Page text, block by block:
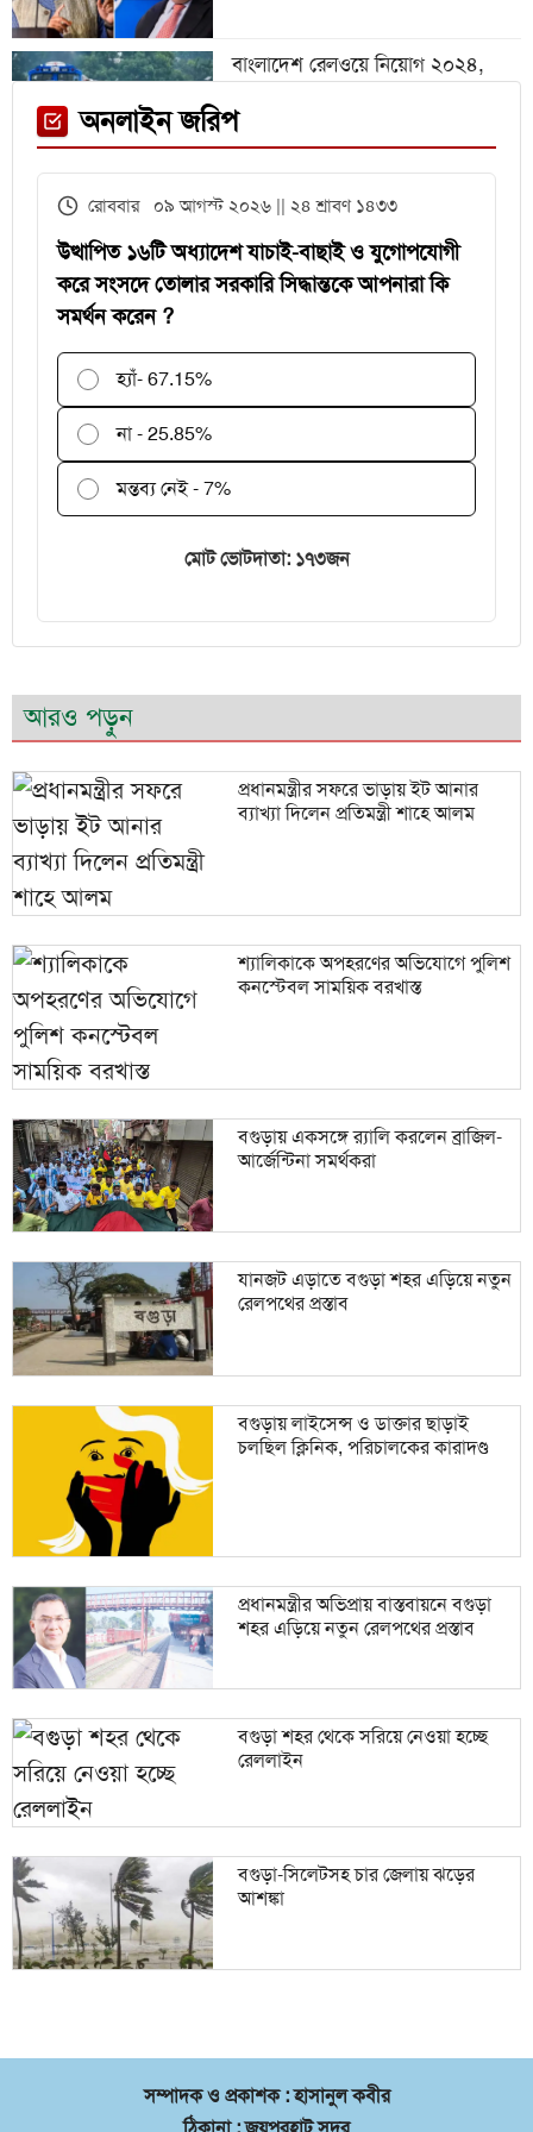
ফেনী স্টেশনে মেঘনা ট্রেনের ইঞ্জিন
বিকল, আড়াই ঘণ্টা আটকা ৮০০ যাত্রী
বাংলাদেশ রেলওয়ে নিয়োগ ২০২৪,
পরীক্ষকদের জন্য সময় বাড়ল ২ দিন
অনলাইন জরিপ
রোববার ০৯ আগস্ট ২০২৬ || ২৪ শ্রাবণ ১৪৩৩
উত্থাপিত ১৬টি অধ্যাদেশ যাচাই-বাছাই ও যুগোপযোগী
করে সংসদে তোলার সরকারি সিদ্ধান্তকে আপনারা কি
সমর্থন করেন ?
হ্যাঁ- 67.15%
না - 25.85%
মন্তব্য নেই - 7%
মোট ভোটদাতা: ১৭৩জন
আরও পড়ুন
প্রধানমন্ত্রীর সফরে ভাড়ায় ইট আনার
ব্যাখ্যা দিলেন প্রতিমন্ত্রী শাহে আলম
শ্যালিকাকে অপহরণের অভিযোগে পুলিশ
কনস্টেবল সাময়িক বরখাস্ত
বগুড়ায় একসঙ্গে র‍্যালি করলেন ব্রাজিল-
আর্জেন্টিনা সমর্থকরা
যানজট এড়াতে বগুড়া শহর এড়িয়ে নতুন
রেলপথের প্রস্তাব
বগুড়ায় লাইসেন্স ও ডাক্তার ছাড়াই
চলছিল ক্লিনিক, পরিচালকের কারাদণ্ড
প্রধানমন্ত্রীর অভিপ্রায় বাস্তবায়নে বগুড়া
শহর এড়িয়ে নতুন রেলপথের প্রস্তাব
বগুড়া শহর থেকে সরিয়ে নেওয়া হচ্ছে
রেললাইন
বগুড়া-সিলেটসহ চার জেলায় ঝড়ের
আশঙ্কা
সম্পাদক ও প্রকাশক : হাসানুল কবীর